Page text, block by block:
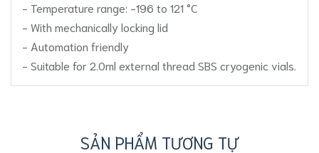
- Temperature range: -196 to 121 °C
- With mechanically locking lid
- Automation friendly
- Suitable for 2.0ml external thread SBS cryogenic vials.
SẢN PHẨM TƯƠNG TỰ